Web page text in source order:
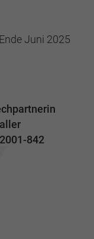
Juni 2025
842